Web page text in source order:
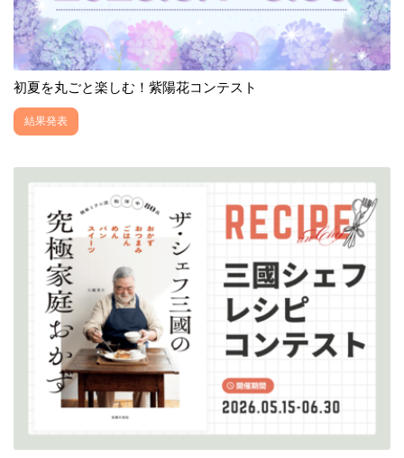
初夏を丸ごと楽しむ！紫陽花コンテスト
結果発表